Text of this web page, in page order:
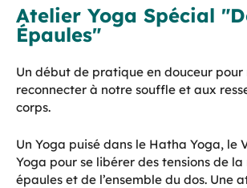
Atelier Yoga Spécial
Épaules"
Un début de pratique en douceur pour
reconnecter à notre souffle et aux
corps.
Un Yoga puisé dans le Hatha Yoga, le
Yoga pour se libérer des tensions de la
épaules et de l’ensemble du dos. Une